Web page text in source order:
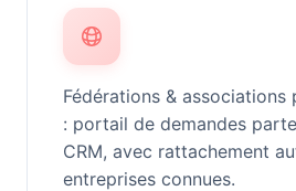
Fédérations & associations
: portail de demandes
CRM, avec rattachement
entreprises connues.